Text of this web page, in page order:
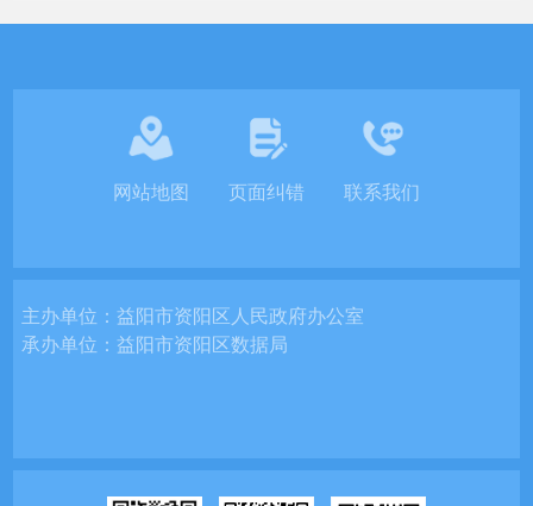
网站地图 页面纠错 联系我们
主办单位：益阳市资阳区人民政府办公室
承办单位：益阳市资阳区数据局